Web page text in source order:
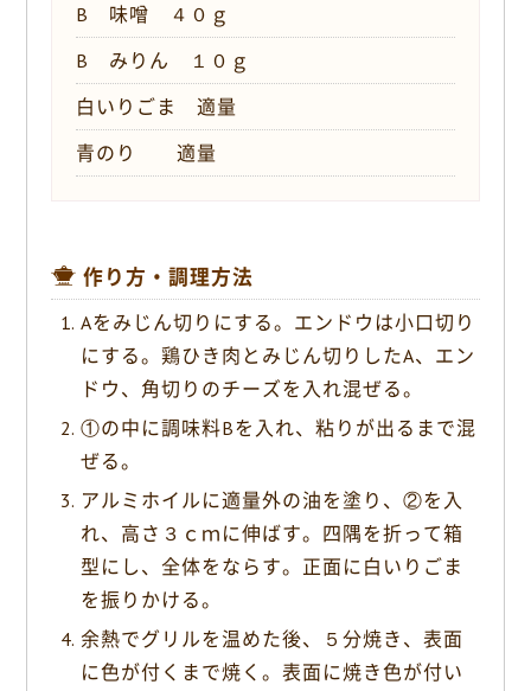
B 味噌 ４０ｇ
B みりん １０ｇ
白いりごま 適量
青のり 適量
作り方・調理方法
Aをみじん切りにする。エンドウは小口切り
にする。鶏ひき肉とみじん切りしたA、エン
ドウ、角切りのチーズを入れ混ぜる。
①の中に調味料Bを入れ、粘りが出るまで混
ぜる。
アルミホイルに適量外の油を塗り、②を入
れ、高さ３ｃｍに伸ばす。四隅を折って箱
型にし、全体をならす。正面に白いりごま
を振りかける。
余熱でグリルを温めた後、５分焼き、表面
に色が付くまで焼く。表面に焼き色が付い